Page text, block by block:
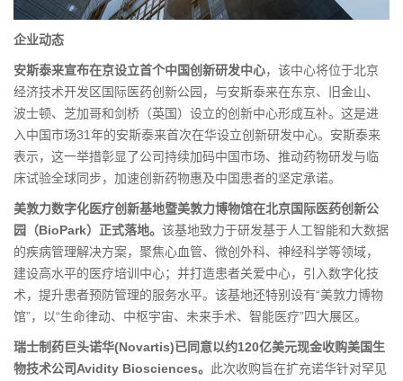
企业动态
安斯泰来宣布在京设立首个中国创新研发中心，该中心将位于北京
经济技术开发区国际医药创新公园，与安斯泰来在东京、旧金山、
波士顿、芝加哥和剑桥（英国）设立的创新中心形成互补。这是进
入中国市场31年的安斯泰来首次在华设立创新研发中心。安斯泰来
表示，这一举措彰显了公司持续加码中国市场、推动药物研发与临
床试验全球同步，加速创新药物惠及中国患者的坚定承诺。
美敦力数字化医疗创新基地暨美敦力博物馆在北京国际医药创新公
园（BioPark）正式落地。 该基地致力于研发基于人工智能和大数据
的疾病管理解决方案，聚焦心血管、微创外科、神经科学等领域，
建设高水平的医疗培训中心；并打造患者关爱中心，引入数字化技
术，提升患者预防管理的服务水平。该基地还特别设有“美敦力博物
馆”，以“生命律动、中枢宇宙、未来手术、智能医疗”四大展区。
瑞士制药巨头诺华(Novartis)已同意以约120亿美元现金收购美国生
物技术公司Avidity Biosciences。 此次收购旨在扩充诺华针对罕见